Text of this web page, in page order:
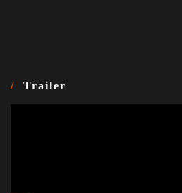
Trailer